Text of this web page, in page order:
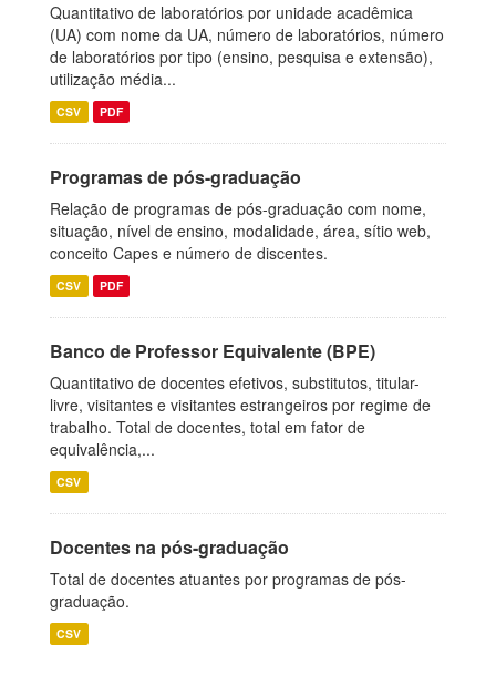
Quantitativo de laboratórios por unidade acadêmica
(UA) com nome da UA, número de laboratórios, número
de laboratórios por tipo (ensino, pesquisa e extensão),
utilização média...
CSV PDF
Programas de pós-graduação
Relação de programas de pós-graduação com nome,
situação, nível de ensino, modalidade, área, sítio web,
conceito Capes e número de discentes.
CSV PDF
Banco de Professor Equivalente (BPE)
Quantitativo de docentes efetivos, substitutos, titular-
livre, visitantes e visitantes estrangeiros por regime de
trabalho. Total de docentes, total em fator de
equivalência,...
CSV
Docentes na pós-graduação
Total de docentes atuantes por programas de pós-
graduação.
CSV